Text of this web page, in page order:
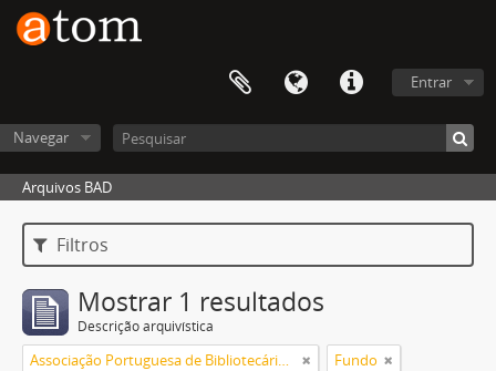
Entrar
Navegar
Arquivos BAD
Filtros
Mostrar 1 resultados
Descrição arquivística
Associação Portuguesa de Bibliotecários, Arquivistas, Profissionais da Informação e Documentação Fundo